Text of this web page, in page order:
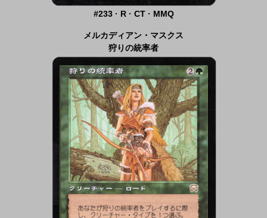
#233 · R · CT · MMQ
メルカディアン・マスクス
狩りの統率者